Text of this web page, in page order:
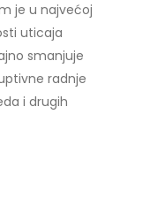
je u najvećoj
uticaja
smanjuje
radnje
i drugih